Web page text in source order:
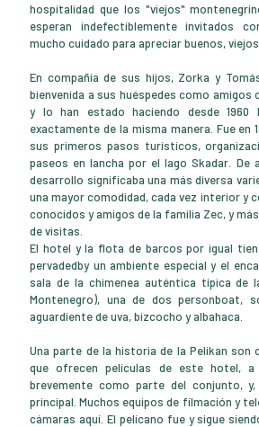
hospitalidad que los "viejos"
esperan indefectiblemente invitados
mucho cuidado para apreciar buenos, viejos
En compañía de sus hijos, Zorka y
bienvenida a sus huéspedes como
y lo han estado haciendo desde 1960
exactamente de la misma manera. Fue en
sus primeros pasos turísticos,
paseos en lancha por el lago Skadar. De
desarrollo significaba una más diversa
una mayor comodidad, cada vez interior y
conocidos y amigos de la familia Zec, y
de visitas.
El hotel y la flota de barcos por igual
pervadedby un ambiente especial y el
sala de la chimenea auténtica típica de
Montenegro), una de dos personboat,
aguardiente de uva, bizcocho y albahaca.
Una parte de la historia de la Pelikan son
que ofrecen películas de este hotel, a
brevemente como parte del conjunto,
principal. Muchos equipos de filmación y
cámaras aquí. El pelícano fue y sigue